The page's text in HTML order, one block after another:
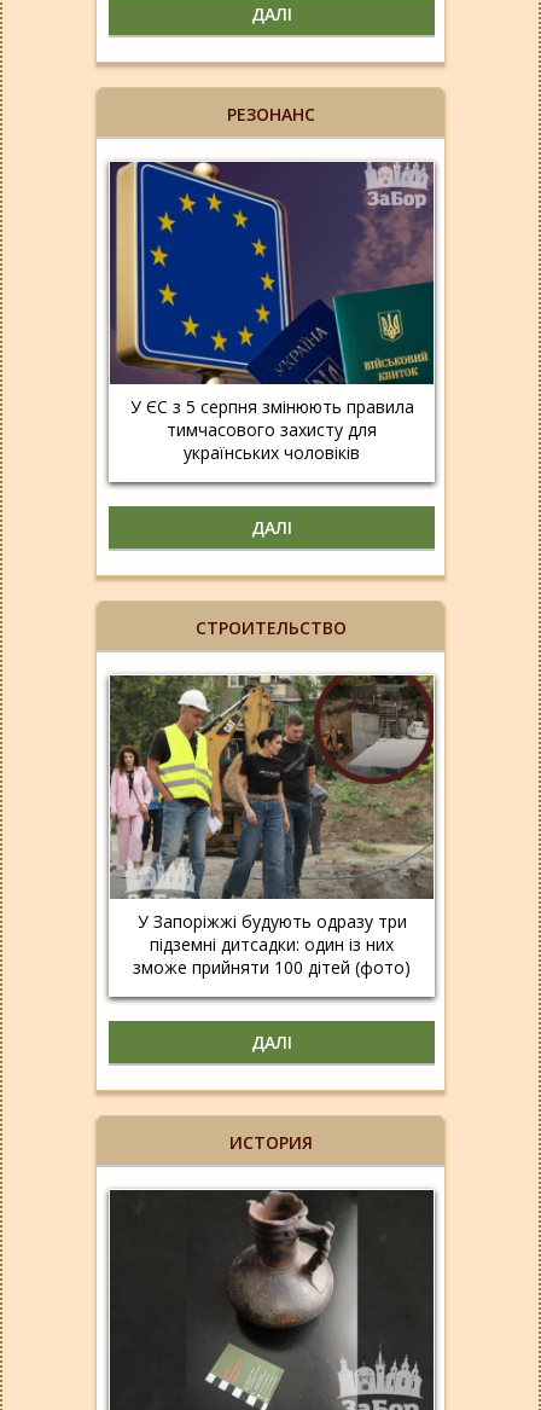
ДАЛІ
РЕЗОНАНС
У ЄС з 5 серпня змінюють правила
тимчасового захисту для
українських чоловіків
ДАЛІ
СТРОИТЕЛЬСТВО
У Запоріжжі будують одразу три
підземні дитсадки: один із них
зможе прийняти 100 дітей (фото)
ДАЛІ
ИСТОРИЯ